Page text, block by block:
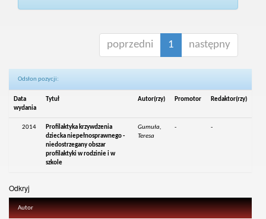
poprzedni 1 następny
Odsłon pozycji:
Data
wydania
Tytuł Autor(rzy) Promotor Redaktor(rzy)
2014
Profilaktyka krzywdzenia
dziecka niepełnosprawnego -
niedostrzegany obszar
profilaktyki w rodzinie i w
szkole
Gumuła,
Teresa
- -
Odkryj
Autor